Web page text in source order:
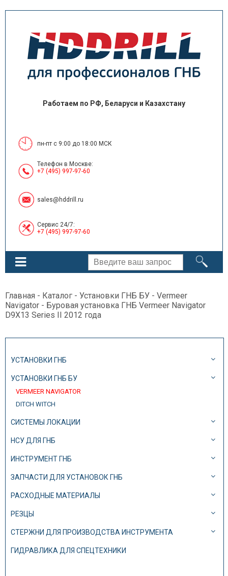
Работаем по РФ, Беларуси и Казахстану
пн-пт с 9:00 до 18:00 МСК
Телефон в Москве:
+7 (495) 997-97-60
sales@hddrill.ru
Сервис 24/7:
+7 (495) 997-97-60
Главная - Каталог - Установки ГНБ БУ - Vermeer
Navigator - Буровая установка ГНБ Vermeer Navigator
D9X13 Series II 2012 года
УСТАНОВКИ ГНБ
УСТАНОВКИ ГНБ БУ
VERMEER NAVIGATOR
DITCH WITCH
СИСТЕМЫ ЛОКАЦИИ
НСУ ДЛЯ ГНБ
ИНСТРУМЕНТ ГНБ
ЗАПЧАСТИ ДЛЯ УСТАНОВОК ГНБ
РАСХОДНЫЕ МАТЕРИАЛЫ
РЕЗЦЫ
СТЕРЖНИ ДЛЯ ПРОИЗВОДСТВА ИНСТРУМЕНТА
ГИДРАВЛИКА ДЛЯ СПЕЦТЕХНИКИ